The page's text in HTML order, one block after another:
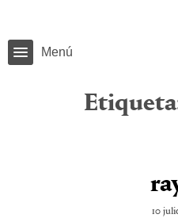
Menú
10